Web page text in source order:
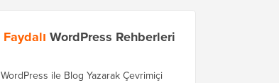
Faydalı WordPress Rehberleri
WordPress ile Blog Yazarak Çevrimiçi